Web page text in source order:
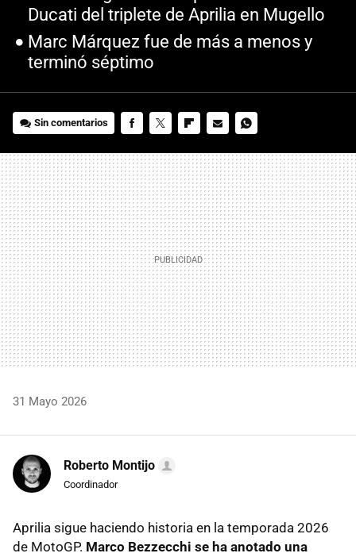
Ducati del triplete de Aprilia en Mugello
Marc Márquez fue de más a menos y
terminó séptimo
Sin comentarios
MAIL
31 Mayo 2026
Roberto Montijo
Coordinador
Aprilia sigue haciendo historia en la temporada 2026
de MotoGP. Marco Bezzecchi se ha anotado una